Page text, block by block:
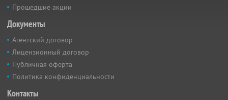
Прошедшие акции
Документы
Агентский договор
Лицензионный договор
Публичная оферта
Политика конфиденциальности
Контакты